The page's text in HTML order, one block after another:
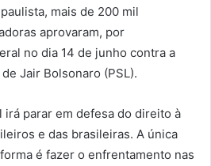
mais de 200 mil
aprovaram, por
no dia 14 de junho contra a
Jair Bolsonaro (PSL).
irá parar em defesa do direito à
e das brasileiras. A única
é fazer o enfrentamento nas